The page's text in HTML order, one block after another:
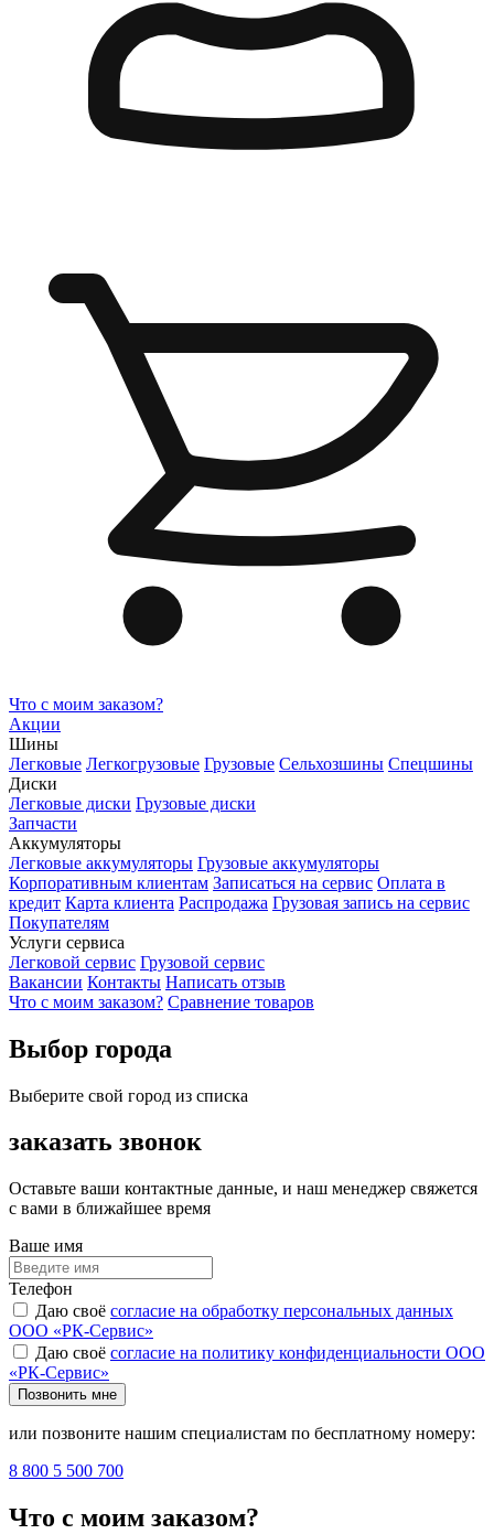
Что с моим заказом?
Акции
Шины
Легковые Легкогрузовые Грузовые Сельхозшины Спецшины
Диски
Легковые диски Грузовые диски
Запчасти
Аккумуляторы
Легковые аккумуляторы Грузовые аккумуляторы
Корпоративным клиентам Записаться на сервис Оплата в
кредит Карта клиента Распродажа Грузовая запись на сервис
Покупателям
Услуги сервиса
Легковой сервис Грузовой сервис
Вакансии Контакты Написать отзыв
Что с моим заказом? Сравнение товаров
Выбор города
Выберите свой город из списка
заказать звонок
Оставьте ваши контактные данные, и наш менеджер свяжется
с вами в ближайшее время
Ваше имя
Телефон
Даю своё согласие на обработку персональных данных
ООО «РК-Сервис»
Даю своё согласие на политику конфиденциальности ООО
«РК-Сервис»
Позвонить мне
или позвоните нашим специалистам по бесплатному номеру:
8 800 5 500 700
Что с моим заказом?